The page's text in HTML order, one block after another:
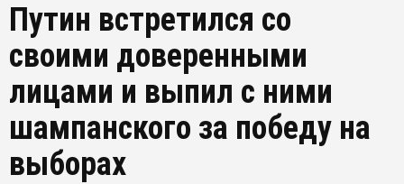
Путин встретился со
своими доверенными
лицами и выпил с ними
шампанского за победу на
выборах